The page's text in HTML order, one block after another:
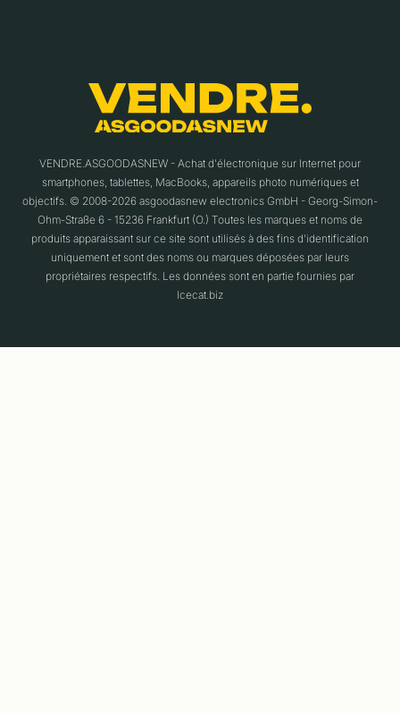
VENDRE.ASGOODASNEW - Achat d'électronique sur Internet pour
smartphones, tablettes, MacBooks, appareils photo numériques et
objectifs. © 2008-2026 asgoodasnew electronics GmbH - Georg-Simon-
Ohm-Straße 6 - 15236 Frankfurt (O.) Toutes les marques et noms de
produits apparaissant sur ce site sont utilisés à des fins d'identification
uniquement et sont des noms ou marques déposées par leurs
propriétaires respectifs. Les données sont en partie fournies par
Icecat.biz